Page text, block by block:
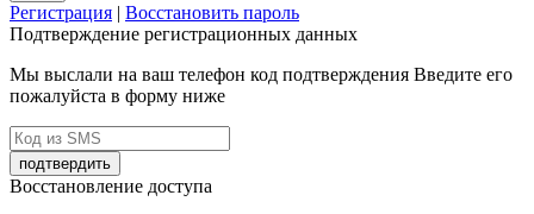
Регистрация | Восстановить пароль
Подтверждение регистрационных данных
Мы выслали на ваш телефон код подтверждения Введите его
пожалуйста в форму ниже
подтвердить
Восстановление доступа